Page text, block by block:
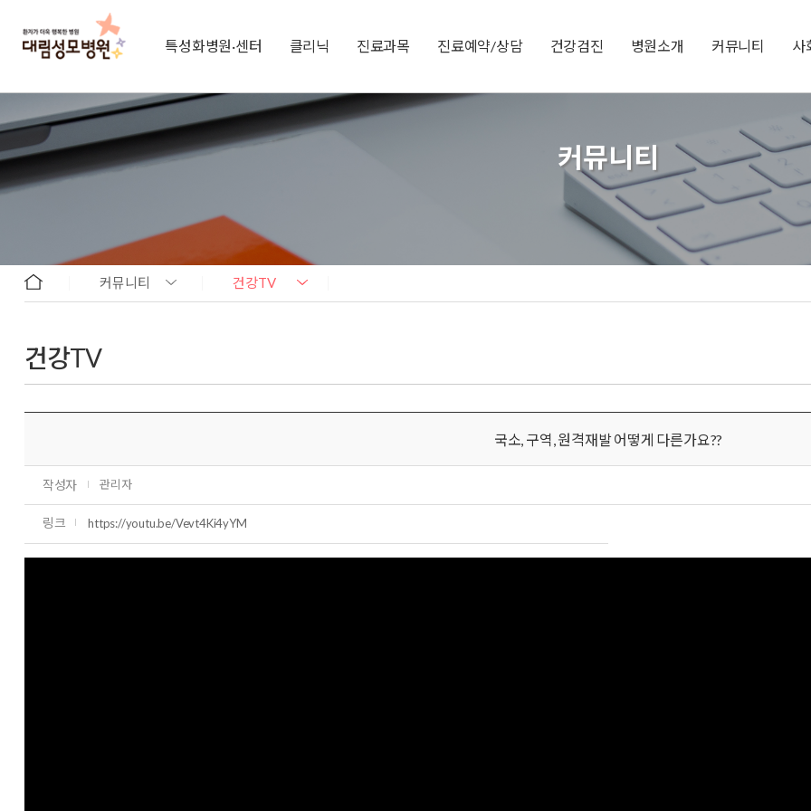
특성화병원·센터 클리닉 진료과목 진료예약/상담 건강검진 병원소개 커뮤니티 사
커뮤니티
커뮤니티 건강TV
건강TV
국소, 구역, 원격재발 어떻게 다른가요??
작성자 관리자
링크 https://youtu.be/Vevt4Ki4yYM